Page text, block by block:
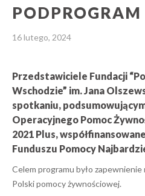
16 lutego, 2024
Przedstawiciele Fundacji
Wschodzie” im. Jana
spotkaniu,
Operacyjnego Pomoc
2021 Plus,
Funduszu Pomocy
Celem programu było zapewnienie
Polski pomocy żywnościowej.